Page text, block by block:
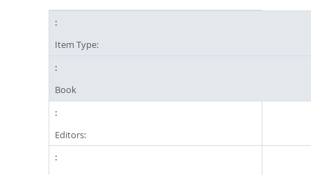
Item Type:
Book
Editors: